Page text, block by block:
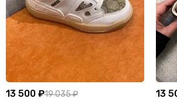
13 500 ₽19 035 ₽
13